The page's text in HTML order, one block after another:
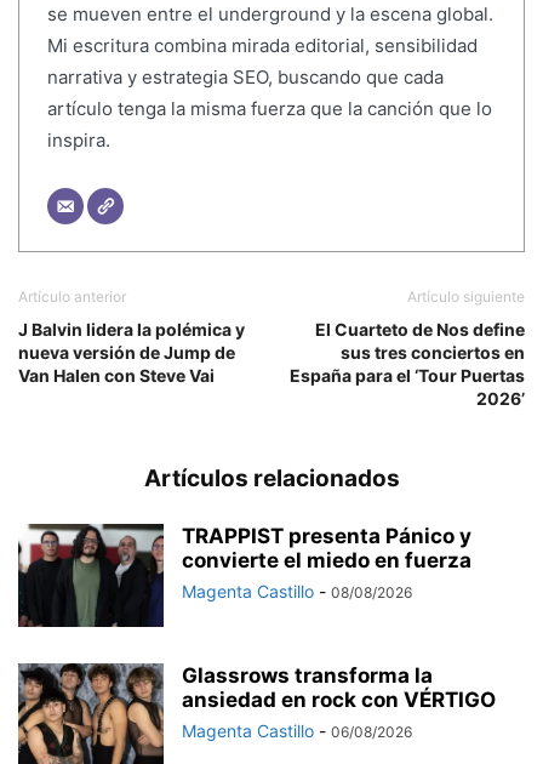
se mueven entre el underground y la escena global.
Mi escritura combina mirada editorial, sensibilidad
narrativa y estrategia SEO, buscando que cada
artículo tenga la misma fuerza que la canción que lo
inspira.
Artículo anterior
J Balvin lidera la polémica y
nueva versión de Jump de
Van Halen con Steve Vai
Artículo siguiente
El Cuarteto de Nos define
sus tres conciertos en
España para el ‘Tour Puertas
2026’
Artículos relacionados
TRAPPIST presenta Pánico y
convierte el miedo en fuerza
Magenta Castillo - 08/08/2026
Glassrows transforma la
ansiedad en rock con VÉRTIGO
Magenta Castillo - 06/08/2026